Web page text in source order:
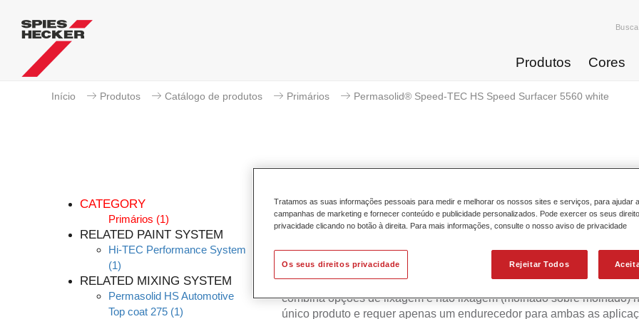
Produtos Cores
Início Produtos Catálogo de produtos Primários Permasolid® Speed-TEC HS Speed Surfacer 5560 white
CATEGORY
Primários (1)
RELATED PAINT SYSTEM
Hi-TEC Performance System
(1)
RELATED MIXING SYSTEM
Permasolid HS Automotive
Top coat 275 (1)
Permasolid® Speed-TEC HS
O novo Spies Hecker Permasolid Speed-TEC HS Speed Surfacer
mantém a alta produtividade e o excelente desempenho dos
Speed-TEC HS Speed Surfacers de primeira geração.Esta versão
combina opções de lixagem e não lixagem (molhado sobre molhado)
único produto e requer apenas um endurecedor para ambas as
Tratamos as suas informações pessoais para medir e melhorar os nossos sites e serviços, para ajudar
campanhas de marketing e fornecer conteúdo e publicidade personalizados. Pode exercer os seus
privacidade clicando no botão à direita. Para mais informações, consulte o nosso aviso de privacidade
Rejeitar Todos
Os seus direitos privacidade